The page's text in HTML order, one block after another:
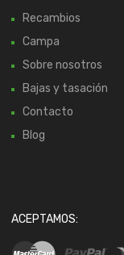
Recambios
Campa
Sobre nosotros
Bajas y tasación
Contacto
Blog
ACEPTAMOS: